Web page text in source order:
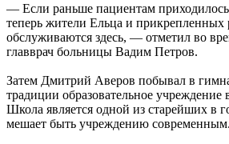
— Если раньше пациентам
теперь жители Ельца и прикрепленных
обслуживаются здесь, — отметил во
главврач больницы Вадим Петров.
Затем Дмитрий Аверов побывал в
традиции образовательное учреждение
Школа является одной из старейших в
мешает быть учреждению современным.